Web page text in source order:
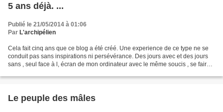
5 ans déjà. ...
Publié le 21/05/2014 à 01:06
Par L'archipélien
Cela fait cinq ans que ce blog a été créé. Une experience de ce type ne se
conduit pas sans inspirations ni persévérance. Des jours avec et des jours
sans , seul face à l, écran de mon ordinateur avec le même soucis , se faire
Le peuple des mâles